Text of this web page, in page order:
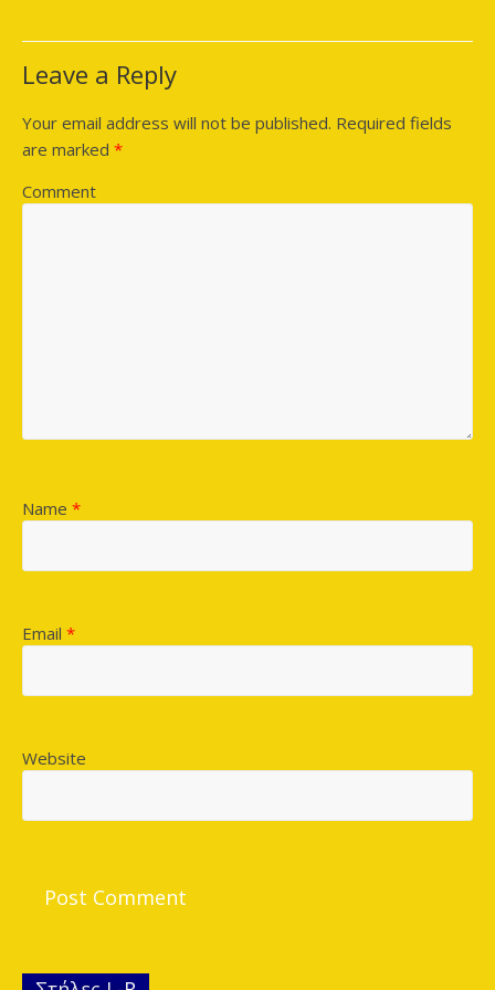
Leave a Reply
Your email address will not be published. Required fields
are marked *
Comment
Name *
Email *
Website